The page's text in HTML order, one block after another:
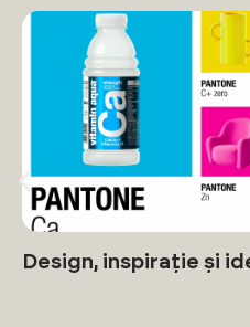
Design, inspirație și